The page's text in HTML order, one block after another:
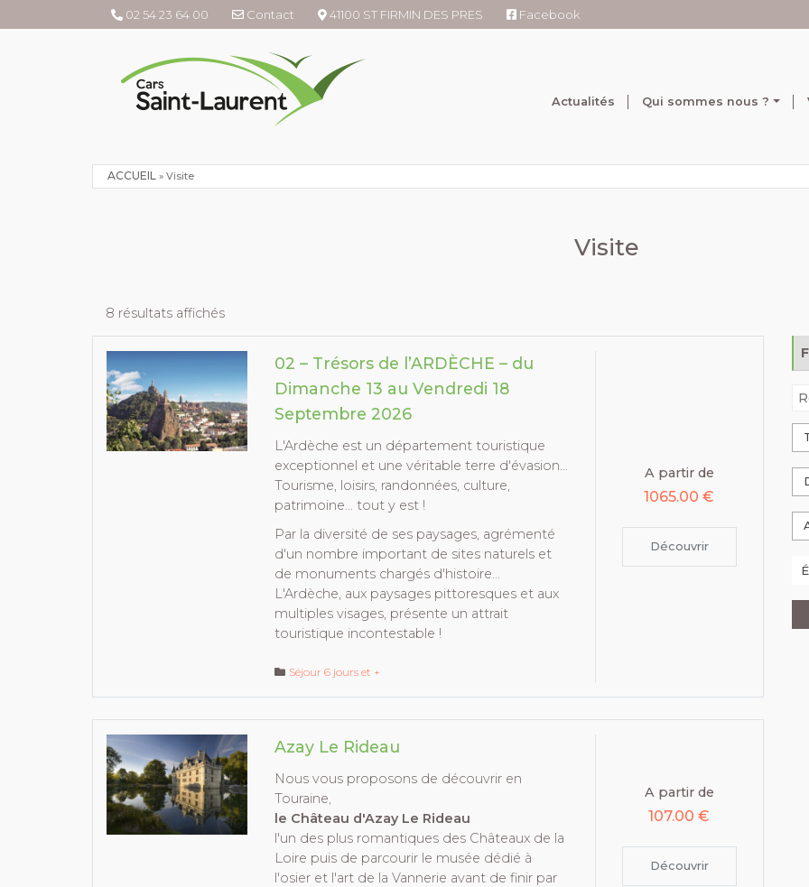
02 54 23 64 00 Contact 41100 ST FIRMIN DES PRES Facebook
Actualités Qui sommes nous ?
ACCUEIL » Visite
Visite
8 résultats affichés
02 – Trésors de l’ARDÈCHE – du
Dimanche 13 au Vendredi 18
Septembre 2026
L'Ardèche est un département touristique
exceptionnel et une véritable terre d'évasion…
Tourisme, loisirs, randonnées, culture,
patrimoine… tout y est !
Par la diversité de ses paysages, agrémenté
d'un nombre important de sites naturels et
de monuments chargés d'histoire...
L'Ardèche, aux paysages pittoresques et aux
multiples visages, présente un attrait
touristique incontestable !
Séjour 6 jours et +
A partir de
1065.00 €
Découvrir
Azay Le Rideau
Nous vous proposons de découvrir en
Touraine,
le Château d'Azay Le Rideau
l'un des plus romantiques des Châteaux de la
Loire puis de parcourir le musée dédié à
l'osier et l'art de la Vannerie avant de finir par
A partir de
107.00 €
Découvrir